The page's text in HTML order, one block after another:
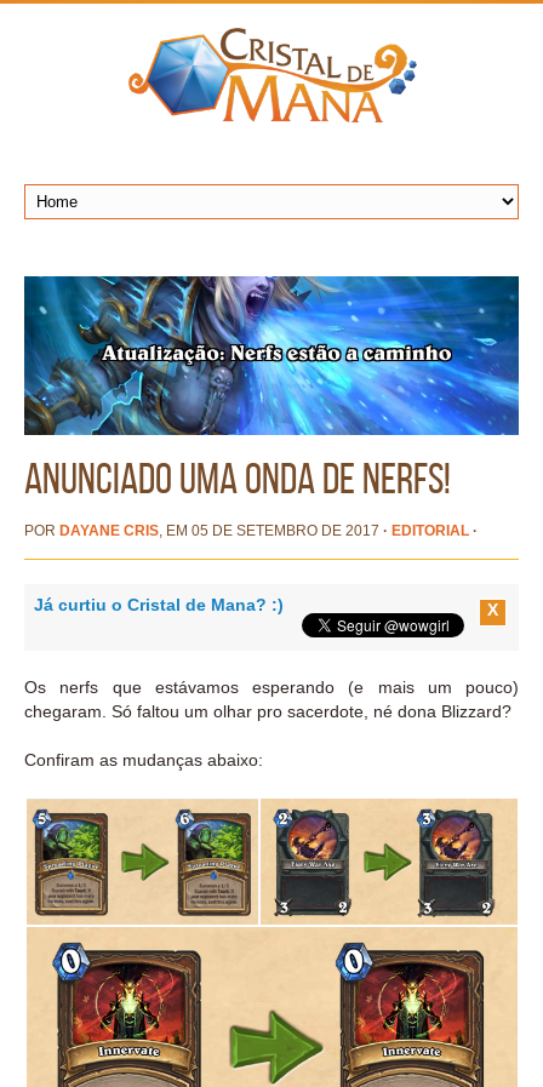
Anunciado uma onda de nerfs!
POR DAYANE CRIS, EM 05 DE SETEMBRO DE 2017 · EDITORIAL ·
Já curtiu o Cristal de Mana? :) X
Os nerfs que estávamos esperando (e mais um pouco)
chegaram. Só faltou um olhar pro sacerdote, né dona Blizzard?
Confiram as mudanças abaixo: